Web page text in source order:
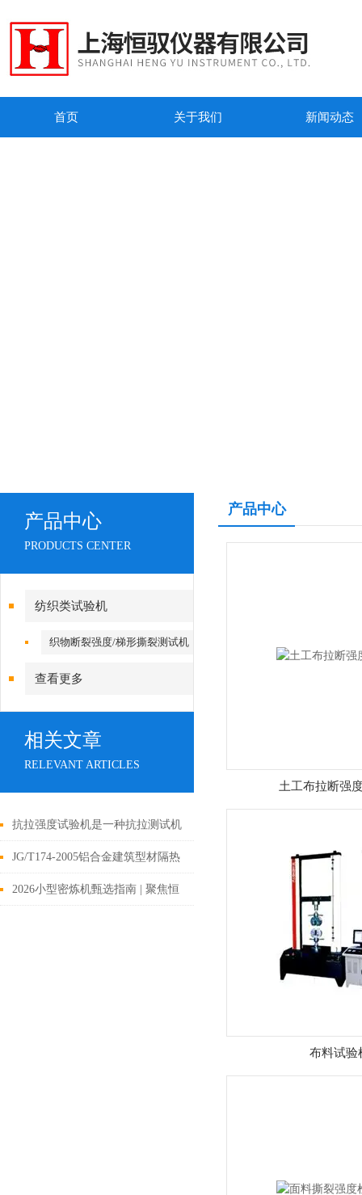
首页 关于我们 新闻动态
产品中心
PRODUCTS CENTER
纺织类试验机
织物断裂强度/梯形撕裂测试机
查看更多
相关文章
RELEVANT ARTICLES
抗拉强度试验机是一种抗拉测试机
械
JG/T174-2005铝合金建筑型材隔热
胶条拉伸
2026小型密炼机甄选指南 | 聚焦恒
产品中心
土工布拉断强
布料试验